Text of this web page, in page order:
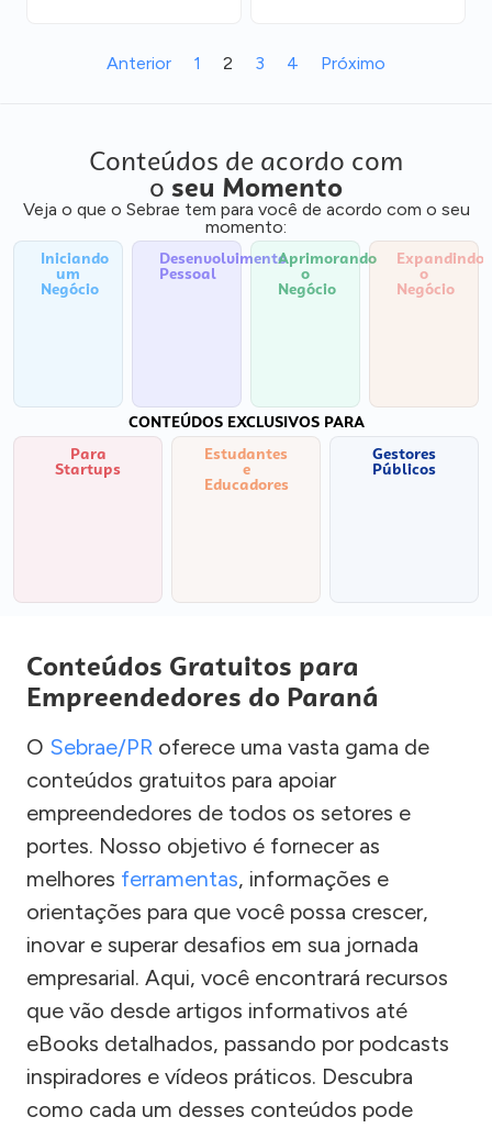
Anterior 1 2 3 4 Próximo
Conteúdos de acordo com
o seu Momento
Veja o que o Sebrae tem para você de acordo com o seu
momento:
Iniciando
um
Negócio
Desenvolvimento
Pessoal
Aprimorando
o
Negócio
Expandindo
o
Negócio
CONTEÚDOS EXCLUSIVOS PARA
Para
Startups
Estudantes
e
Educadores
Gestores
Públicos
Conteúdos Gratuitos para
Empreendedores do Paraná
O Sebrae/PR oferece uma vasta gama de
conteúdos gratuitos para apoiar
empreendedores de todos os setores e
portes. Nosso objetivo é fornecer as
melhores ferramentas, informações e
orientações para que você possa crescer,
inovar e superar desafios em sua jornada
empresarial. Aqui, você encontrará recursos
que vão desde artigos informativos até
eBooks detalhados, passando por podcasts
inspiradores e vídeos práticos. Descubra
como cada um desses conteúdos pode